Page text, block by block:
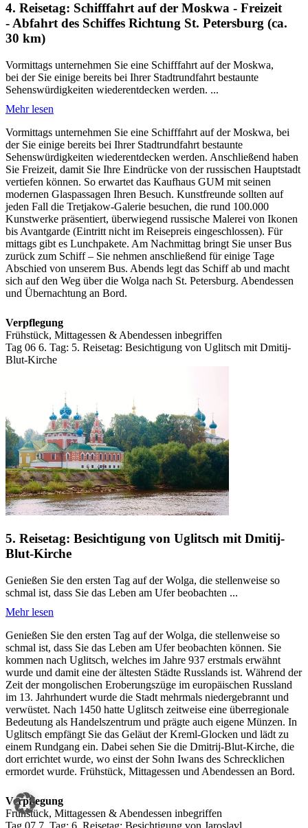
4. Reisetag: Schifffahrt auf der Moskwa - Freizeit
- Abfahrt des Schiffes Richtung St. Petersburg (ca.
30 km)
Vormittags unternehmen Sie eine Schifffahrt auf der Moskwa,
bei der Sie einige bereits bei Ihrer Stadtrundfahrt bestaunte
Sehenswürdigkeiten wiederentdecken werden. ...
Mehr lesen
Vormittags unternehmen Sie eine Schifffahrt auf der Moskwa, bei
der Sie einige bereits bei Ihrer Stadtrundfahrt bestaunte
Sehenswürdigkeiten wiederentdecken werden. Anschließend haben
Sie Freizeit, damit Sie Ihre Eindrücke von der russischen Hauptstadt
vertiefen können. So erwartet das Kaufhaus GUM mit seinen
modernen Glaspassagen Ihren Besuch. Kunstfreunde sollten auf
jeden Fall die Tretjakow-Galerie besuchen, die rund 100.000
Kunstwerke präsentiert, überwiegend russische Malerei von Ikonen
bis Avantgarde (Eintritt nicht im Reisepreis eingeschlossen). Für
mittags gibt es Lunchpakete. Am Nachmittag bringt Sie unser Bus
zurück zum Schiff – Sie nehmen anschließend für einige Tage
Abschied von unserem Bus. Abends legt das Schiff ab und macht
sich auf den Weg über die Wolga nach St. Petersburg. Abendessen
und Übernachtung an Bord.
Verpflegung
Frühstück, Mittagessen & Abendessen inbegriffen
Tag 06 6. Tag: 5. Reisetag: Besichtigung von Uglitsch mit Dmitij-
Blut-Kirche
5. Reisetag: Besichtigung von Uglitsch mit Dmitij-
Blut-Kirche
Genießen Sie den ersten Tag auf der Wolga, die stellenweise so
schmal ist, dass Sie das Leben am Ufer beobachten ...
Mehr lesen
Genießen Sie den ersten Tag auf der Wolga, die stellenweise so
schmal ist, dass Sie das Leben am Ufer beobachten können. Sie
kommen nach Uglitsch, welches im Jahre 937 erstmals erwähnt
wurde und damit eine der ältesten Städte Russlands ist. Während der
Zeit der mongolischen Eroberungszüge im europäischen Russland
im 13. Jahrhundert wurde die Stadt mehrmals niedergebrannt und
verwüstet. Nach 1450 hatte Uglitsch zeitweise eine überregionale
Bedeutung als Handelszentrum und prägte auch eigene Münzen. In
Uglitsch empfängt Sie das Geläut der Kreml-Glocken und lädt zu
einem Rundgang ein. Dabei sehen Sie die Dmitrij-Blut-Kirche, die
dort errichtet wurde, wo einst der Sohn Iwans des Schrecklichen
ermordet wurde. Frühstück, Mittagessen und Abendessen an Bord.
Verpflegung
Frühstück, Mittagessen & Abendessen inbegriffen
Tag 07 7. Tag: 6. Reisetag: Besichtigung von Jaroslavl